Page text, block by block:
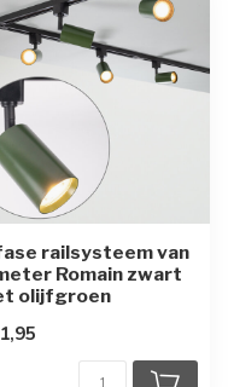
railsysteem van
Romain zwart
olijfgroen